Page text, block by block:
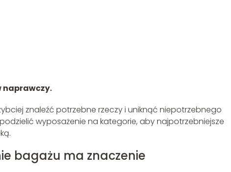
naprawczy.
znaleźć potrzebne rzeczy i uniknąć niepotrzebnego
wyposażenie na kategorie, aby najpotrzebniejsze
bagażu ma znaczenie